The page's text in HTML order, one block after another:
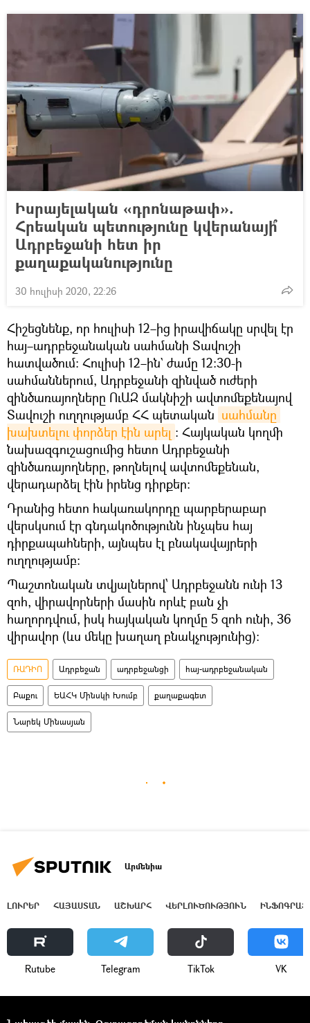
Իսրայելական «դրոնաթափ».
Հրեական պետությունը կվերանայի՞
Ադրբեջանի հետ իր
քաղաքականությունը
30 հուլիսի 2020, 22:26
Հիշեցնենք, որ հուլիսի 12–ից իրավիճակը սրվել էր
հայ–ադրբեջանական սահմանի Տավուշի
հատվածում։ Հուլիսի 12–ին` ժամը 12:30-ի
սահմաններում, Ադրբեջանի զինված ուժերի
զինծառայողները ՈւԱԶ մակնիշի ավտոմեքենայով
Տավուշի ուղղությամբ ՀՀ պետական սահմանը
խախտելու փորձեր էին արել : Հայկական կողմի
նախազգուշացումից հետո Ադրբեջանի
զինծառայողները, թողնելով ավտոմեքենան,
վերադարձել էին իրենց դիրքեր:
Դրանից հետո հակառակորդը պարբերաբար
վերսկսում էր գնդակոծությունն ինչպես հայ
դիրքապահների, այնպես էլ բնակավայրերի
ուղղությամբ։
Պաշտոնական տվյալներով՝ Ադրբեջանն ունի 13
զոհ, վիրավորների մասին որևէ բան չի
հաղորդվում, իսկ հայկական կողմը 5 զոհ ունի, 36
վիրավոր (ևս մեկը խաղաղ բնակչությունից)։
ՌԱԴԻՈ Ադրբեջան ադրբեջանցի հայ-ադրբեջանական
Բաքու ԵԱՀԿ Մինսկի Խումբ քաղաքագետ
Նարեկ Մինասյան
Արմենիա
ԼՈՒՐԵՐ ՀԱՅԱՍՏԱՆ ԱՇԽԱՐՀ ՎԵՐԼՈՒԾՈՒԹՅՈՒՆ
Rutube Telegram ТikТоk VK